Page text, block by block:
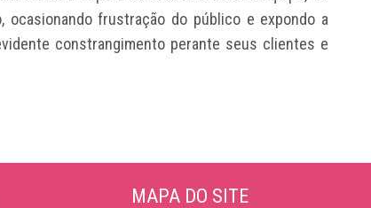
ocasionando frustração do público e expondo a
constrangimento perante seus clientes e
MAPA DO SITE